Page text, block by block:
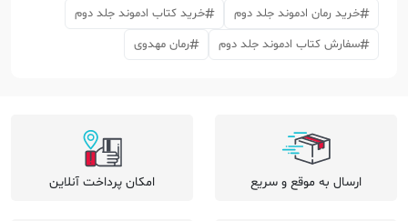
خرید رمان ادموند جلد دوم
خرید کتاب ادموند جلد دوم
سفارش کتاب ادموند جلد دوم
رمان مهدوی
ارسال به موقع و سریع امکان پرداخت آنلاین